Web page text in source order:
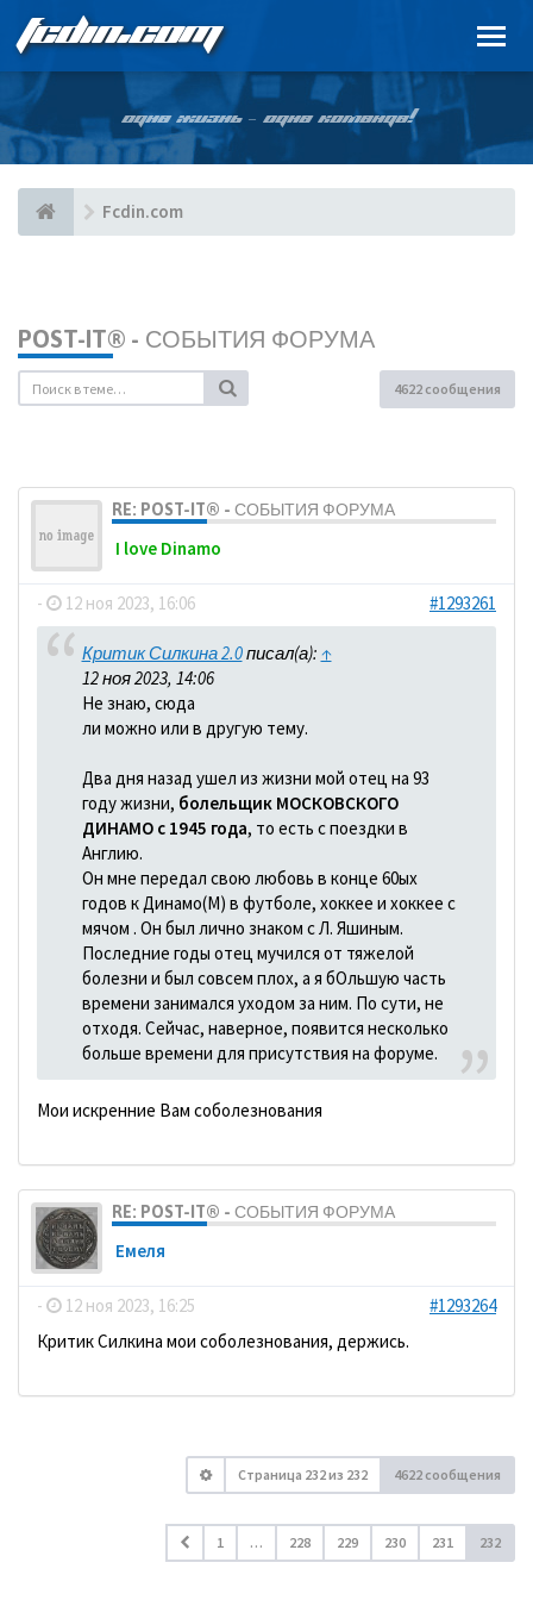
FCDIN.COM
ОДНА ЖИЗНЬ – ОДНА КОМАНДА!
Fcdin.com
POST-IT® - СОБЫТИЯ ФОРУМА
4622 сообщения
RE: POST-IT® - СОБЫТИЯ ФОРУМА
I love Dinamo
- 12 ноя 2023, 16:06 #1293261
Критик Силкина 2.0писал(а): ↑
12 ноя 2023, 14:06
Не знаю, сюда
ли можно или в другую тему.
Два дня назад ушел из жизни мой отец на 93
году жизни, болельщик МОСКОВСКОГО
ДИНАМО с 1945 года, то есть с поездки в
Англию.
Он мне передал свою любовь в конце 60ых
годов к Динамо(М) в футболе, хоккее и хоккее с
мячом . Он был лично знаком с Л. Яшиным.
Последние годы отец мучился от тяжелой
болезни и был совсем плох, а я бОльшую часть
времени занимался уходом за ним. По сути, не
отходя. Сейчас, наверное, появится несколько
больше времени для присутствия на форуме.
Мои искренние Вам соболезнования
RE: POST-IT® - СОБЫТИЯ ФОРУМА
Емеля
- 12 ноя 2023, 16:25
#1293264
Критик Силкина мои соболезнования, держись.
Страница 232из 232 4622 сообщения
1 … 228 229 230 231 232